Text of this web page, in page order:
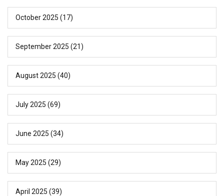
October 2025 (17)
September 2025 (21)
August 2025 (40)
July 2025 (69)
June 2025 (34)
May 2025 (29)
April 2025 (39)